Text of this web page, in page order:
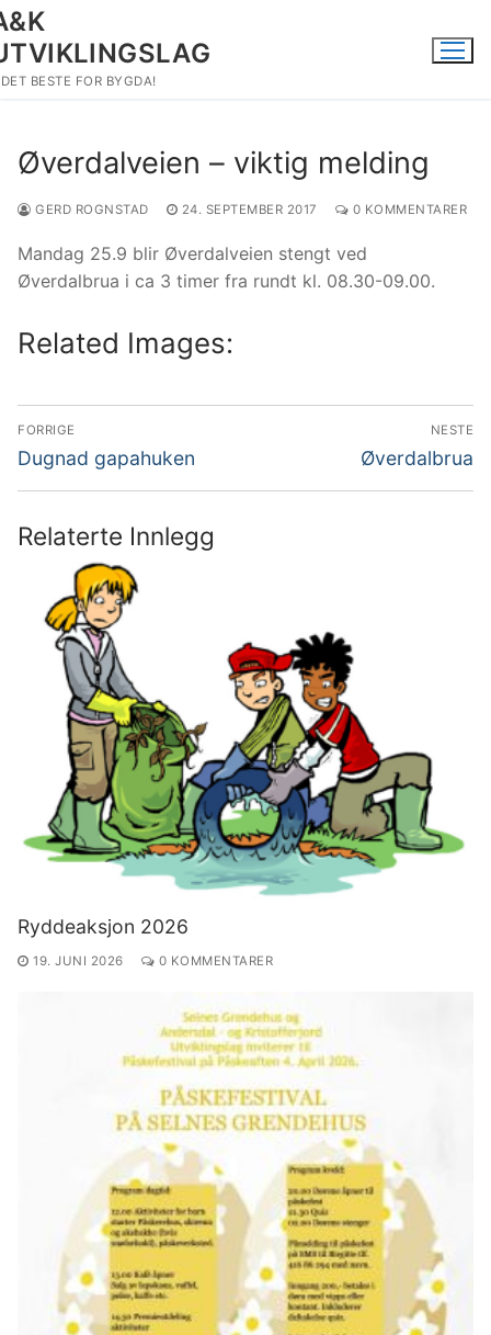
Hopp
til
innholdet
BESTE FOR BYGDA!
Øverdalveien – viktig melding
GERD ROGNSTAD 24. SEPTEMBER 2017 0 KOMMENTARER
Mandag 25.9 blir Øverdalveien stengt ved
Øverdalbrua i ca 3 timer fra rundt kl. 08.30-09.00.
Related Images:
Innleggsnavigasjon
FORRIGE
Forrige
Dugnad gapahuken
NESTE
Neste
Øverdalbrua
Relaterte Innlegg
Ryddeaksjon 2026
19. JUNI 2026 0 KOMMENTARER